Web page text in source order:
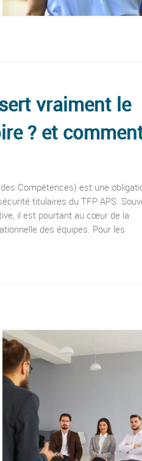
vraiment le
? et
Compétences) est une
titulaires du TFP APS.
il est pourtant au cœur de la
des équipes. Pour les